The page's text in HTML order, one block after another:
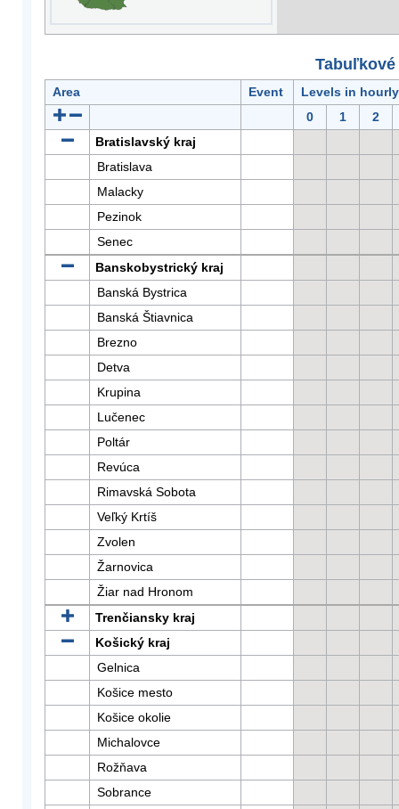
Area Event
Levels in
0
1
2
Bratislavský kraj
Bratislava
Malacky
Pezinok
Senec
Banskobystrický kraj
Banská Bystrica
Banská Štiavnica
Brezno
Detva
Krupina
Lučenec
Poltár
Revúca
Rimavská Sobota
Veľký Krtíš
Zvolen
Žarnovica
Žiar nad Hronom
Trenčiansky kraj
Košický kraj
Gelnica
Košice mesto
Košice okolie
Michalovce
Rožňava
Sobrance